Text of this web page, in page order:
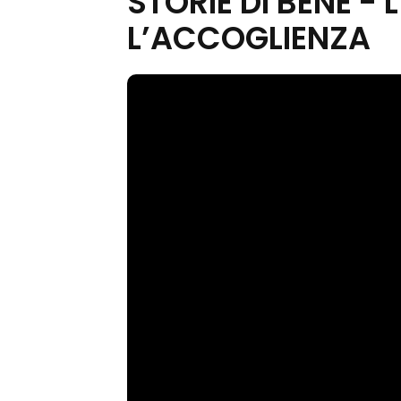
L’ACCOGLIENZA